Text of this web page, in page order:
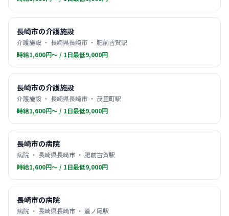
長崎市の介護施設
介護施設 ・ 長崎県長崎市 ・ 肥前古賀駅
時給1,600円〜 / 1日最低9,000円
長崎市の介護施設
介護施設 ・ 長崎県長崎市 ・ 茂里町駅
時給1,600円〜 / 1日最低9,000円
長崎市の病院
病院 ・ 長崎県長崎市 ・ 肥前古賀駅
時給1,600円〜 / 1日最低9,000円
長崎市の病院
病院 ・ 長崎県長崎市 ・ 道ノ尾駅